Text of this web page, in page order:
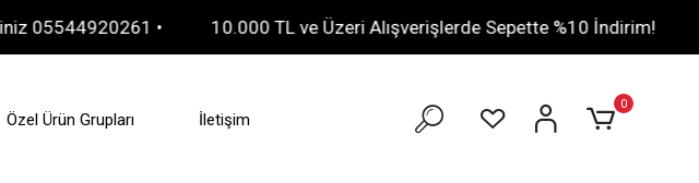
• 10.000 TL ve Üzeri Alışverişlerde Sepette %10 İndirim! •
Özel Ürün Grupları İletişim
0